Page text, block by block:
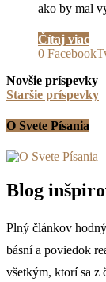
ako by mal
Čítaj viac
0 Facebook
Novšie príspevky
Staršie príspevky
O Svete Písania
Blog
Plný článkov
básní a poviedok
všetkým, ktorí sa z